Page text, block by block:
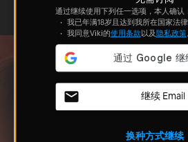
通过继续使用下列任一选项，本人确认：
我已年满18岁且达到我所在国家法律
我同意Viki的使用条款以及隐私政策
继续 Email
换种方式继续